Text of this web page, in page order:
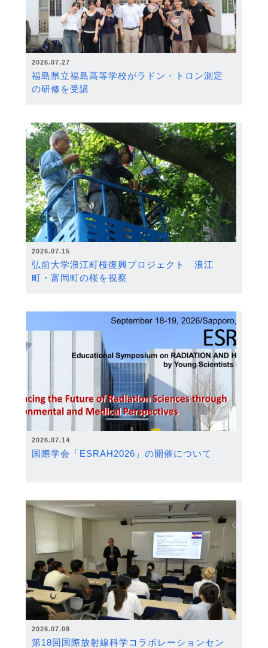
2026.07.27
福島県立福島高等学校がラドン・トロン測定
の研修を受講
2026.07.15
弘前大学浪江町桜復興プロジェクト 浪江
町・富岡町の桜を視察
2026.07.14
国際学会「ESRAH2026」の開催について
2026.07.08
第18回国際放射線科学コラボレーションセン